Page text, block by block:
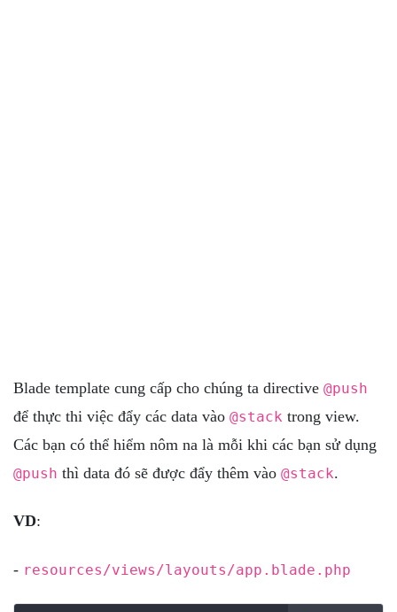
Blade template cung cấp cho chúng ta directive @push
để thực thi việc đẩy các data vào @stack trong view.
Các bạn có thể hiểm nôm na là mỗi khi các bạn sử dụng
@push thì data đó sẽ được đẩy thêm vào @stack.
VD:
- resources/views/layouts/app.blade.php